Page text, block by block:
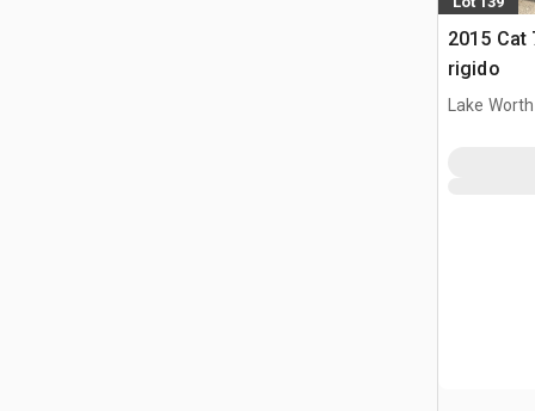
2015 Cat
rigido
Lake